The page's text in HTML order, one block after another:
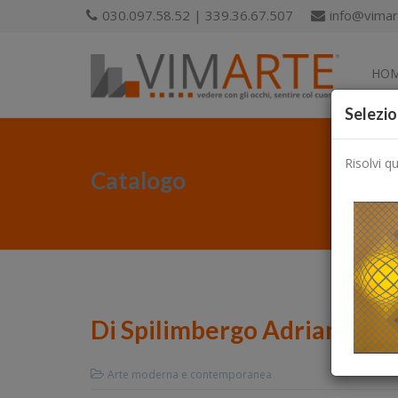
030.097.58.52 | 339.36.67.507
Catalogo
Di Spilimbergo Adriano
Arte moderna e contemporanea
Risolvi